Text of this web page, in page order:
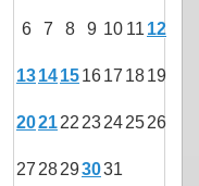
6 7 8 9 10 11 12
1314151617 1819
202122 23242526
27 28293031